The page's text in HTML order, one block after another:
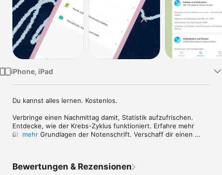
iPhone, iPad
Du kannst alles lernen. Kostenlos.
Verbringe einen Nachmittag damit, Statistik aufzufrischen.
Entdecke, wie der Krebs-Zyklus funktioniert. Erfahre mehr
über die Grundlagen der Notenschrift. Verschaff dir einen
geändert hat.
mehr
Bewertungen & Rezensionen